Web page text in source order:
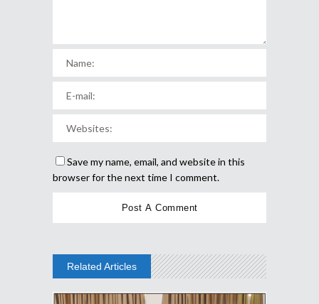
Save my name, email, and website in this
browser for the next time I comment.
Related Articles